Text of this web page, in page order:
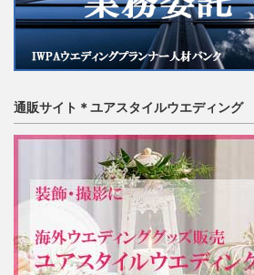
通販サイト＊ユアスタイルウエディング